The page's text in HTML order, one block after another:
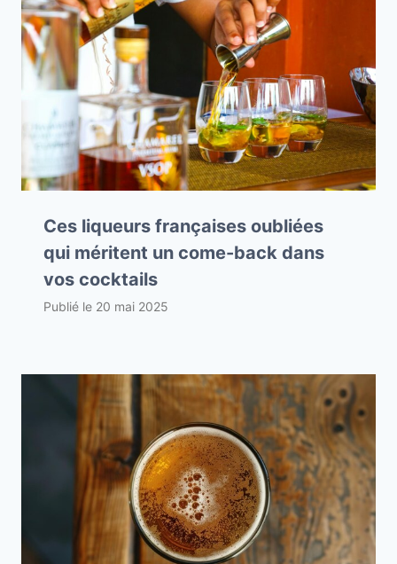
Ces liqueurs françaises oubliées
qui méritent un come-back dans
vos cocktails
Publié le 20 mai 2025